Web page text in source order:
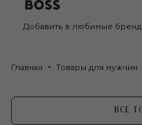
Добавить в любимые
Главная Товары для мужчин
ВСЕ